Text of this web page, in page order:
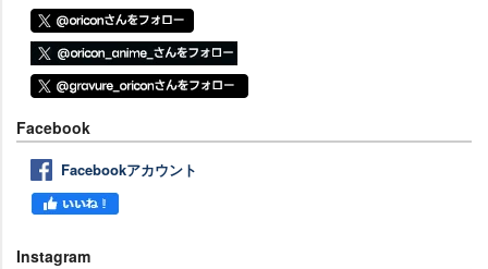
Facebook
Facebookアカウント
Instagram